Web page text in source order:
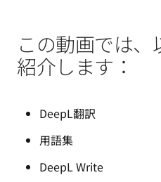
この動画では
紹介します：
DeepL翻訳
用語集
DeepL Write